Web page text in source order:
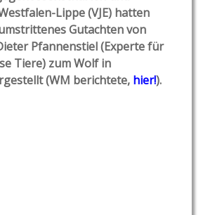
Lippe (VJE) hatten
Gutachten von
Pfannenstiel (Experte für
Tiere) zum Wolf in
(WM berichtete, hier!).